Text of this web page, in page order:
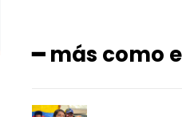
━ más como